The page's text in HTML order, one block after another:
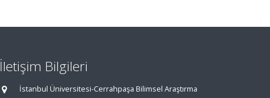
İletişim Bilgileri
İstanbul Üniversitesi-Cerrahpaşa Bilimsel Araştırma